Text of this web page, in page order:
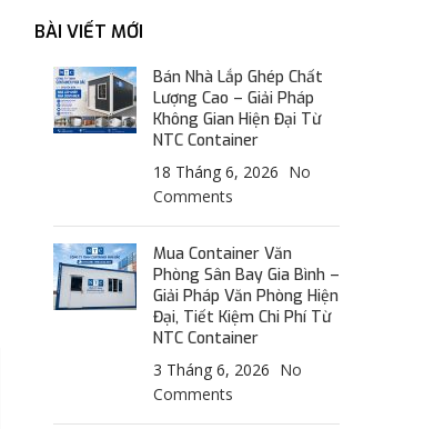
BÀI VIẾT MỚI
Bán Nhà Lắp Ghép Chất
Lượng Cao – Giải Pháp
Không Gian Hiện Đại Từ
NTC Container
18 Tháng 6, 2026 No
Comments
Mua Container Văn
Phòng Sân Bay Gia Bình –
Giải Pháp Văn Phòng Hiện
Đại, Tiết Kiệm Chi Phí Từ
NTC Container
3 Tháng 6, 2026 No
Comments